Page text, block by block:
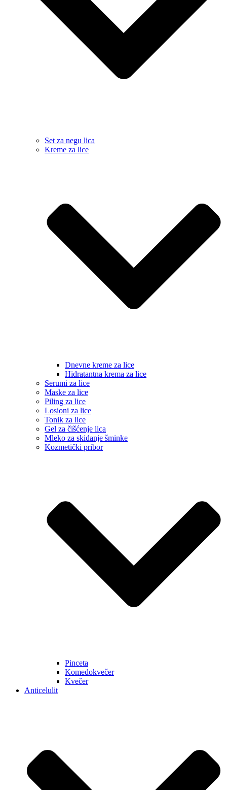
Set za negu lica
Kreme za lice
Dnevne kreme za lice
Hidratantna krema za lice
Serumi za lice
Maske za lice
Piling za lice
Losioni za lice
Tonik za lice
Gel za čišćenje lica
Mleko za skidanje šminke
Kozmetički pribor
Pinceta
Komedokvečer
Kvečer
Anticelulit